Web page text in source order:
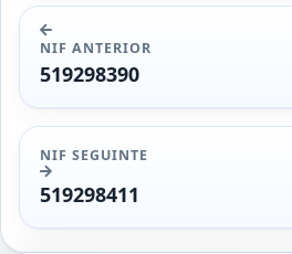
NIF ANTERIOR
519298390
NIF SEGUINTE
519298411